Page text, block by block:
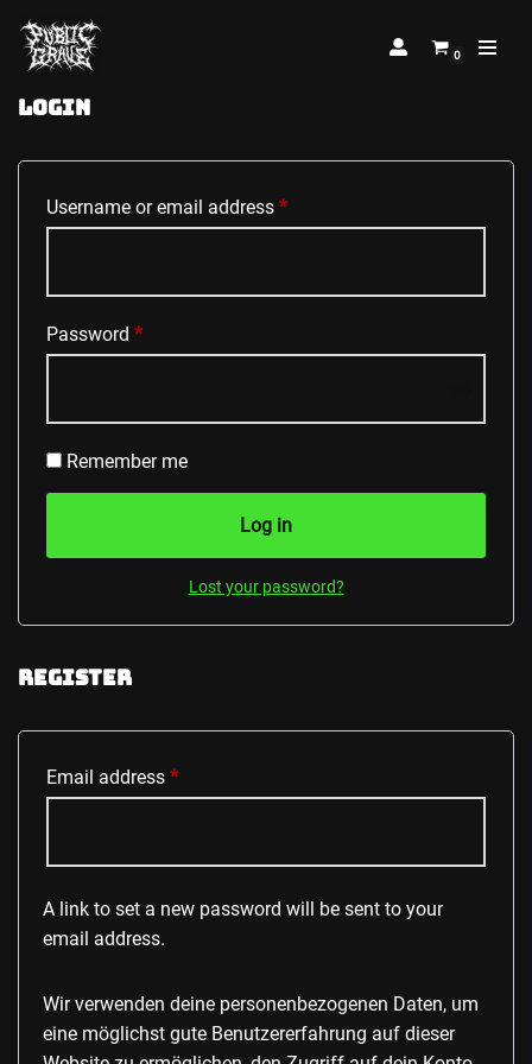
Skip
to
0
Login
Username or email address *
Password *
Remember me
Log in
Lost your password?
Register
Email address *
A link to set a new password will be sent to your
email address.
Wir verwenden deine personenbezogenen Daten, um
eine möglichst gute Benutzererfahrung auf dieser